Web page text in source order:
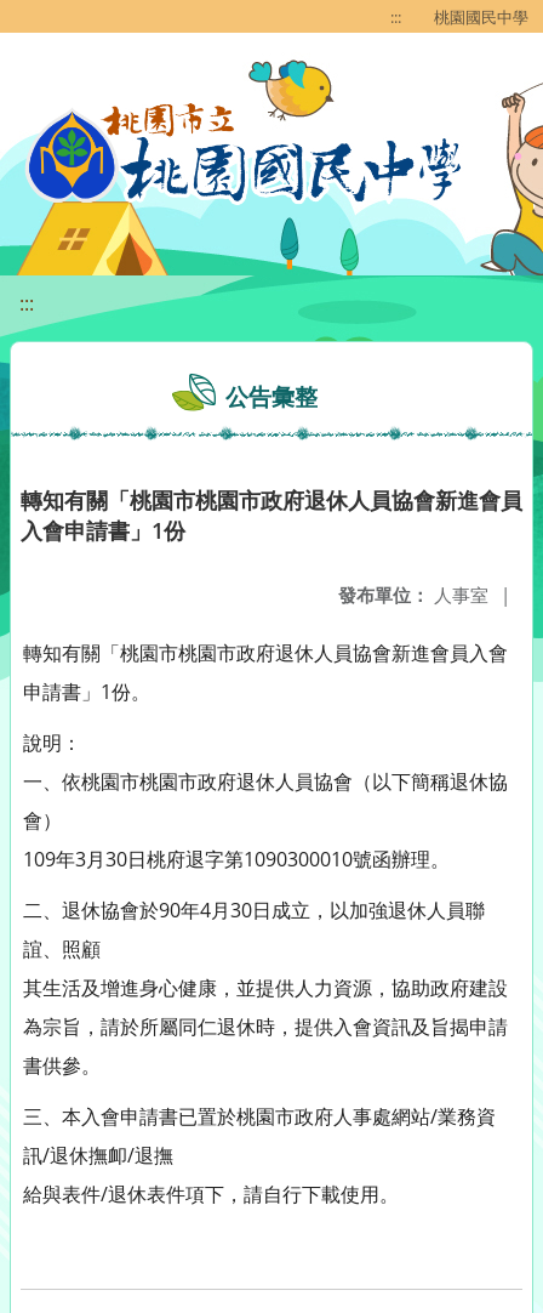
::: 桃園國民中學
:::
公告彙整
轉知有關「桃園市桃園市政府退休人員協會新進會員
入會申請書」1份
發布單位： 人事室 |
轉知有關「桃園市桃園市政府退休人員協會新進會員入會
申請書」1份。
說明：
一、依桃園市桃園市政府退休人員協會（以下簡稱退休協
會）
109年3月30日桃府退字第1090300010號函辦理。
二、退休協會於90年4月30日成立，以加強退休人員聯
誼、照顧
其生活及增進身心健康，並提供人力資源，協助政府建設
為宗旨，請於所屬同仁退休時，提供入會資訊及旨揭申請
書供參。
三、本入會申請書已置於桃園市政府人事處網站/業務資
訊/退休撫卹/退撫
給與表件/退休表件項下，請自行下載使用。